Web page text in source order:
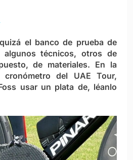
el banco de prueba de
algunos técnicos, otros de
de materiales. En la
cronómetro del UAE Tour,
usar un plata de, léanlo